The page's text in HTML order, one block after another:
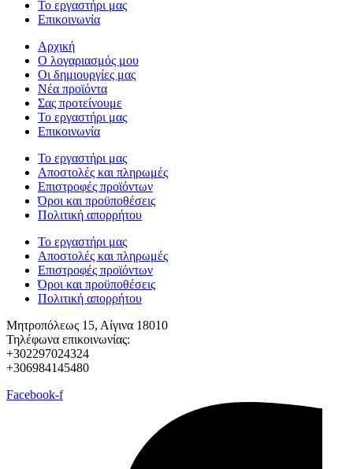
Το εργαστήρι μας
Επικοινωνία
Αρχική
Ο λογαριασμός μου
Οι δημιουργίες μας
Νέα προϊόντα
Σας προτείνουμε
Το εργαστήρι μας
Επικοινωνία
Το εργαστήρι μας
Αποστολές και πληρωμές
Επιστροφές προϊόντων
Όροι και προϋποθέσεις
Πολιτική απορρήτου
Το εργαστήρι μας
Αποστολές και πληρωμές
Επιστροφές προϊόντων
Όροι και προϋποθέσεις
Πολιτική απορρήτου
Μητροπόλεως 15, Αίγινα 18010
Τηλέφωνα επικοινωνίας:
+302297024324
+306984145480
Facebook-f